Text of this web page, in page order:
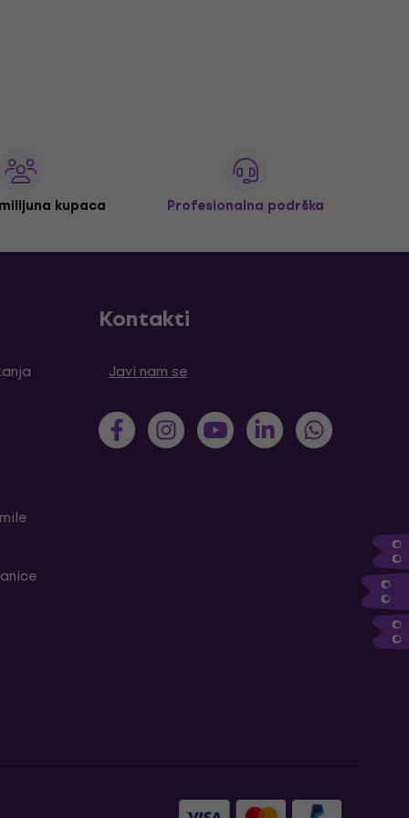
kupaca Profesionalna podrška
Kontakti
Javi nam se